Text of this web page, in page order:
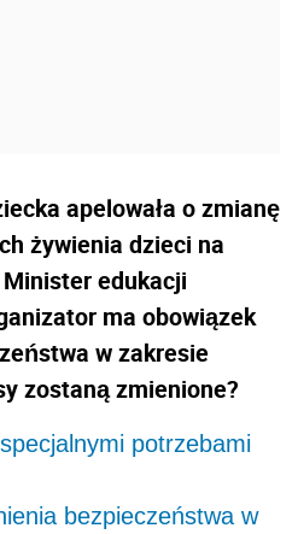
apelowała o zmianę
żywienia dzieci na
edukacji
ma obowiązek
w zakresie
zostaną zmienione?
potrzebami
bezpieczeństwa w